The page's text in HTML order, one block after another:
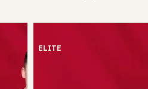
ELITE